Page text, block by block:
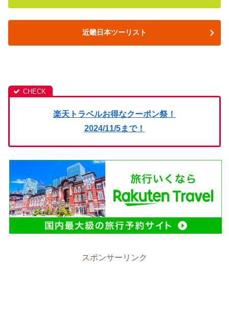
近畿日本ツーリスト
楽天トラベルお得なクーポン祭！
2024/11/5まで！
スポンサーリンク